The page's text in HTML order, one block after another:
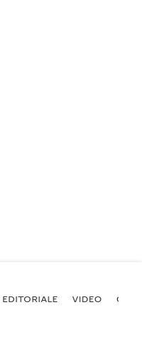
EDITORIALE VIDEO